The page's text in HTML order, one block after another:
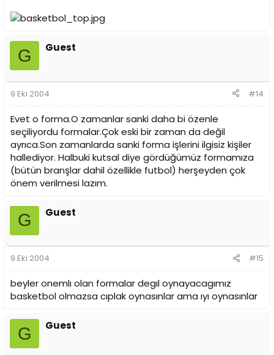
G Guest
9 Eki 2004 #14
Evet o forma.O zamanlar sanki daha bi özenle
seçiliyordu formalar.Çok eski bir zaman da değil
ayrıca.Son zamanlarda sanki forma işlerini ilgisiz kişiler
hallediyor. Halbuki kutsal diye gördüğümüz formamıza
(bütün branşlar dahil özellikle futbol) herşeyden çok
önem verilmesi lazım.
G Guest
9 Eki 2004 #15
beyler onemlı olan formalar degıl oynayacagımız
basketbol olmazsa cıplak oynasınlar ama ıyı oynasınlar
G Guest